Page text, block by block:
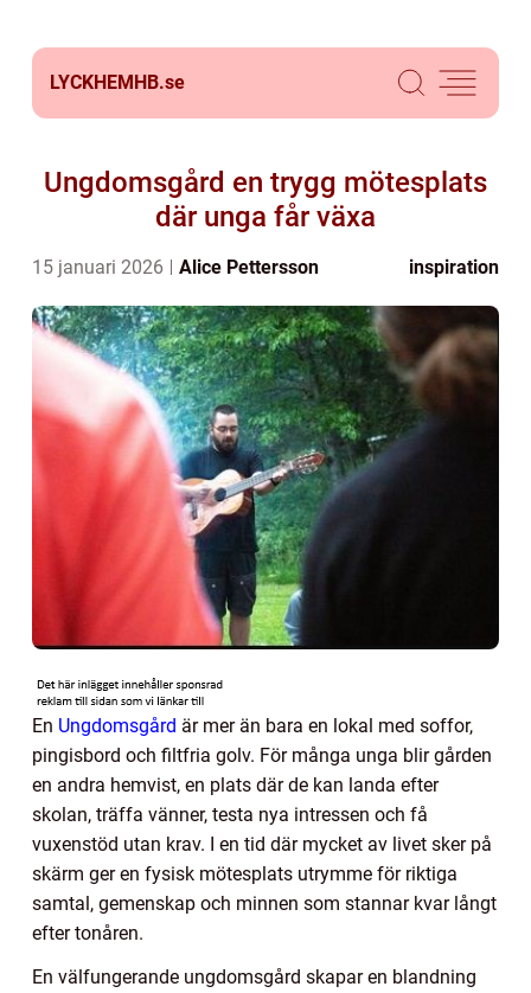
LYCKHEMHB.se
Ungdomsgård en trygg mötesplats
där unga får växa
15 januari 2026 Alice Pettersson inspiration
En Ungdomsgård är mer än bara en lokal med soffor,
pingisbord och filtfria golv. För många unga blir gården
en andra hemvist, en plats där de kan landa efter
skolan, träffa vänner, testa nya intressen och få
vuxenstöd utan krav. I en tid där mycket av livet sker på
skärm ger en fysisk mötesplats utrymme för riktiga
samtal, gemenskap och minnen som stannar kvar långt
efter tonåren.
En välfungerande ungdomsgård skapar en blandning